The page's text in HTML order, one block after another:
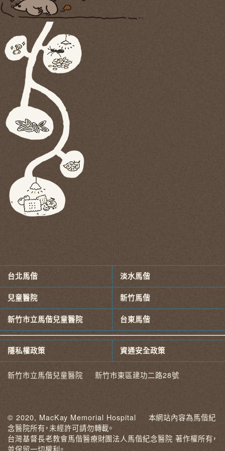
台北馬偕 淡水馬偕
兒童醫院 新竹馬偕
新竹市立馬偕兒童醫院 台東馬偕
隱私權政策 資通安全政策
新竹市立馬偕兒童醫院 新竹市東區建功二路28號
© 2020, MacKay Memorial Hospital 本網站內容為馬偕紀
念醫院所有，未經許可請勿轉載。
台灣基督長老教會馬偕醫療財團法人馬偕紀念醫院 著作權所有，
並保留一切權利。